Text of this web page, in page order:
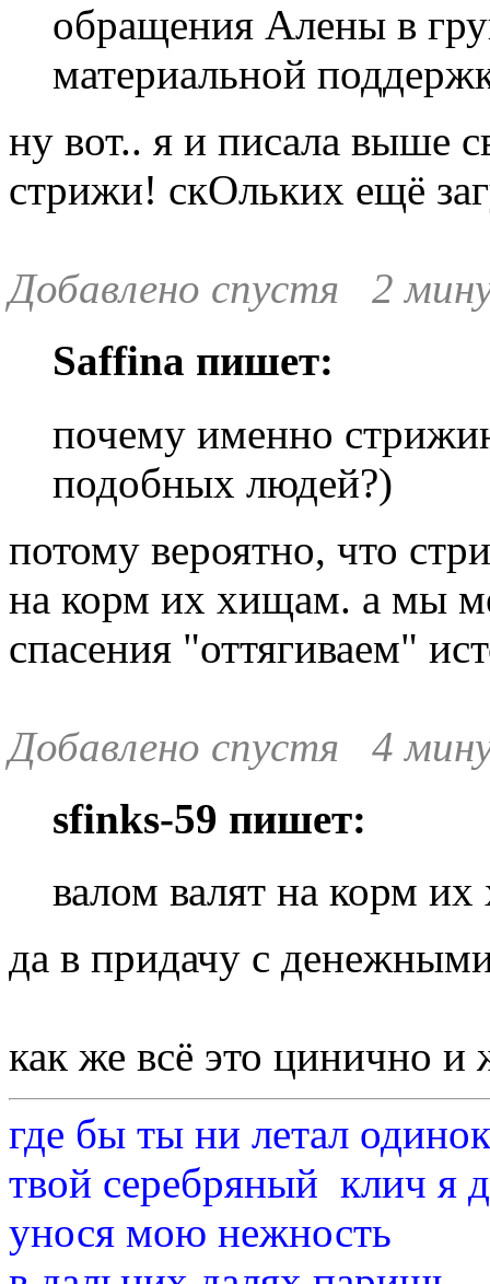
обращения Алены в
материальной
ну вот.. я и писала выше
стрижи! скОльких ещё
Добавлено спустя 2
Saffina пишет:
почему именно
подобных людей?)
потому вероятно, что
на корм их хищам. а мы
спасения "оттягиваем"
Добавлено спустя 4
sfinks-59 пишет:
валом валят на корм
да в придачу с
как же всё это цинично и
где бы ты ни летал
твой серебряный клич
унося мою нежность